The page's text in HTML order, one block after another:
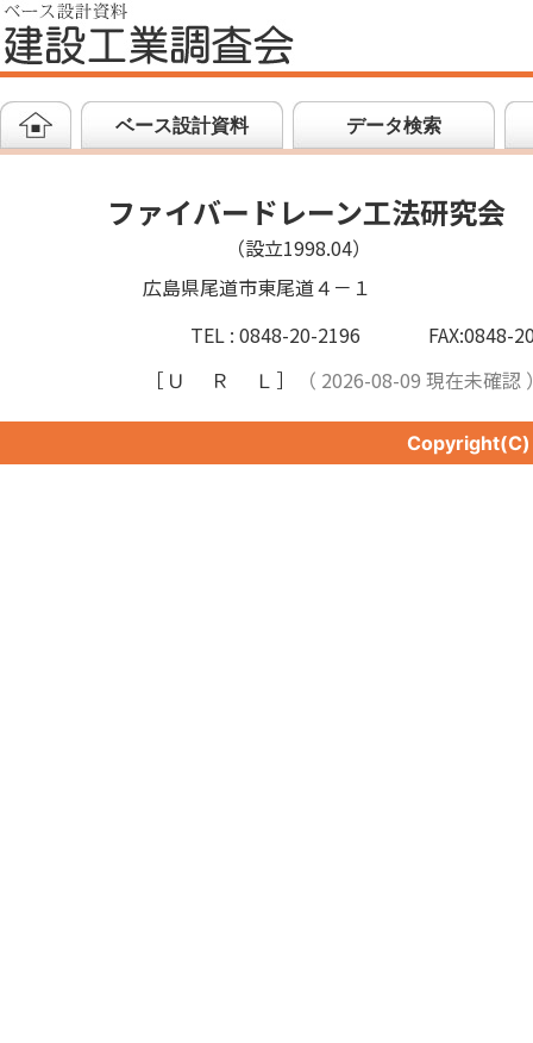
ベース設計資料 データ検索
ファイバードレーン工法研究会
（設立1998.04）
広島県尾道市東尾道４－１
TEL : 0848-20-2196
FAX:0848-
［ ＵＲＬ ］ （ 2026-08-09 現在未確認